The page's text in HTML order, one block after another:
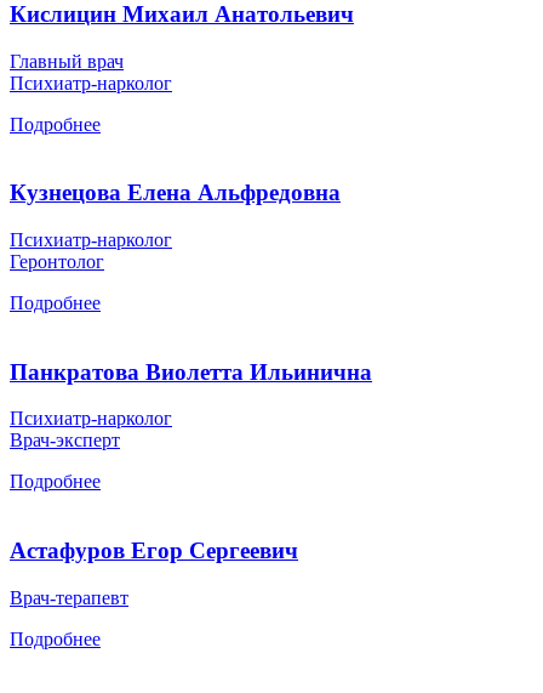
Кислицин Михаил Анатольевич
Главный врач
Психиатр-нарколог
Подробнее
Кузнецова Елена Альфредовна
Психиатр-нарколог
Геронтолог
Подробнее
Панкратова Виолетта Ильинична
Психиатр-нарколог
Врач-эксперт
Подробнее
Астафуров Егор Сергеевич
Врач-терапевт
Подробнее